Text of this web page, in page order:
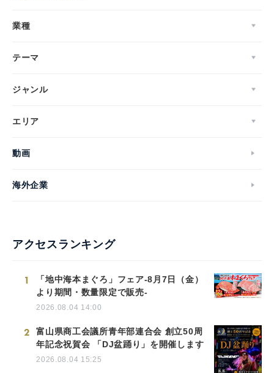
業種
テーマ
ジャンル
エリア
動画
海外企業
アクセスランキング
1
「地中海本まぐろ」フェア-8月7日（金）
より期間・数量限定で販売-
2026.08.04 14:00
2
富山県商工会議所青年部連合会 創立50周
年記念祝賀会 「DJ盆踊り」を開催します
2026.08.04 15:25